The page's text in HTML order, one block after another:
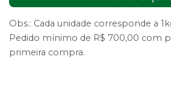
Obs.: Cada unidade corresponde a
Pedido mínimo de R$ 700,00 com
primeira compra.